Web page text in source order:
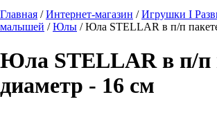
Главная /Интернет-магазин /Игрушки I
малышей /Юлы /Юла STELLAR в п/п
Юла STELLAR в п/п
диаметр - 16 см